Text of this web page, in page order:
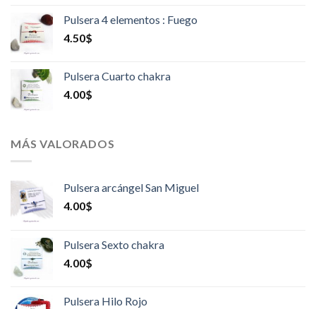
Pulsera 4 elementos : Fuego
4.50$
Pulsera Cuarto chakra
4.00$
MÁS VALORADOS
Pulsera arcángel San Miguel
4.00$
Pulsera Sexto chakra
4.00$
Pulsera Hilo Rojo